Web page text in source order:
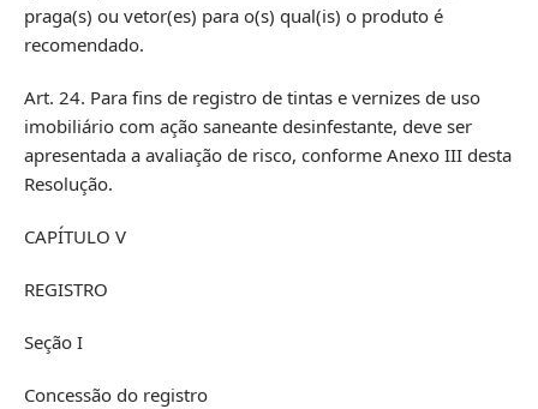
praga(s) ou vetor(es) para o(s) qual(is) o produto é
recomendado.
Art. 24. Para fins de registro de tintas e vernizes de uso
imobiliário com ação saneante desinfestante, deve ser
apresentada a avaliação de risco, conforme Anexo III desta
Resolução.
CAPÍTULO V
REGISTRO
Seção I
Concessão do registro